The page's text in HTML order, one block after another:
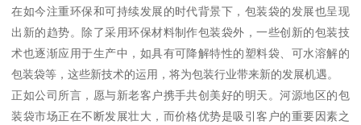
在如今注重环保和可持续发展的时代背景下，包装袋的发展也呈现
出新的趋势。除了采用环保材料制作包装袋外，一些创新的包装技
术也逐渐应用于生产中，如具有可降解特性的塑料袋、可水溶解的
包装袋等，这些新技术的运用，将为包装行业带来新的发展机遇。
正如公司所言，愿与新老客户携手共创美好的明天。河源地区的包
装袋市场正在不断发展壮大，而价格优势是吸引客户的重要因素之